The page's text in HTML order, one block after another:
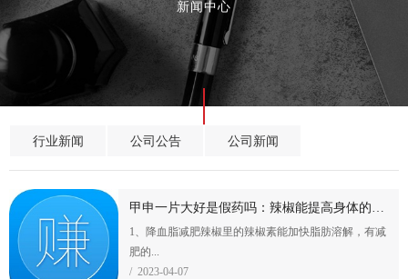
新闻中心
行业新闻 公司公告 公司新闻
甲申一片大好是假药吗：辣椒能提高身体的代谢速度,能帮助我们减肥!
1、降血脂减肥辣椒里的辣椒素能加快脂肪溶解，有减
肥的...
/ 2023-04-07